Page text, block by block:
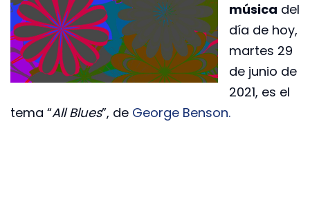
música del
día de hoy,
martes 29
de junio de
2021, es el
tema “All Blues”, de George Benson.